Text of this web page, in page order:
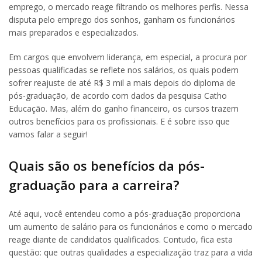
emprego, o mercado reage filtrando os melhores perfis. Nessa
disputa pelo emprego dos sonhos, ganham os funcionários
mais preparados e especializados.
Em cargos que envolvem liderança, em especial, a procura por
pessoas qualificadas se reflete nos salários, os quais podem
sofrer reajuste de até R$ 3 mil a mais depois do diploma de
pós-graduação, de acordo com dados da pesquisa Catho
Educação. Mas, além do ganho financeiro, os cursos trazem
outros benefícios para os profissionais. E é sobre isso que
vamos falar a seguir!
Quais são os benefícios da pós-
graduação para a carreira?
Até aqui, você entendeu como a pós-graduação proporciona
um aumento de salário para os funcionários e como o mercado
reage diante de candidatos qualificados. Contudo, fica esta
questão: que outras qualidades a especialização traz para a vida